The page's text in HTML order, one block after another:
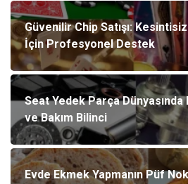
Güvenilir Chip Satışı:
İçin Profesyonel Destek
Seat Yedek Parça
ve Bakım Bilinci
Evde Ekmek Yapmanın Püf